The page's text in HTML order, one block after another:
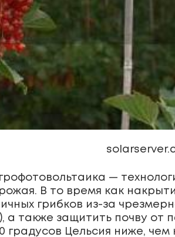
—
В то время как
грибков из-за
а также защитить почву от
градусов Цельсия ниже,